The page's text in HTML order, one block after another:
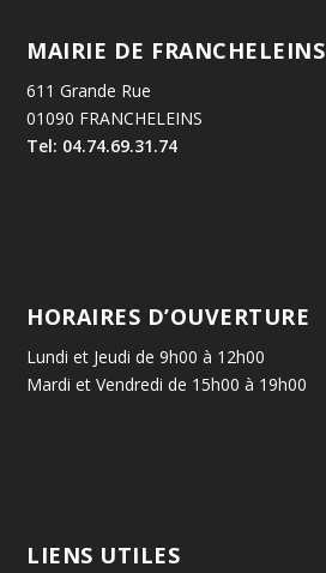
MAIRIE DE FRANCHELEINS
611 Grande Rue
01090 FRANCHELEINS
Tel: 04.74.69.31.74
HORAIRES D’OUVERTURE
Lundi et Jeudi de 9h00 à 12h00
Mardi et Vendredi de 15h00 à 19h00
LIENS UTILES